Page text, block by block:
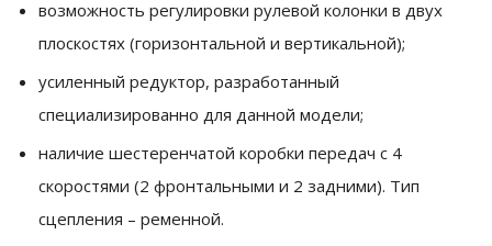
возможность регулировки рулевой колонки в двух
плоскостях (горизонтальной и вертикальной);
усиленный редуктор, разработанный
специализированно для данной модели;
наличие шестеренчатой коробки передач с 4
скоростями (2 фронтальными и 2 задними). Тип
сцепления – ременной.